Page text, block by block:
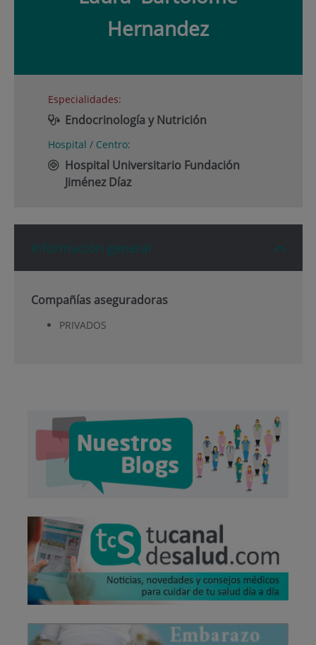
Hernandez
Especialidades:
Endocrinología y Nutrición
Hospital / Centro:
Hospital Universitario Fundación
Jiménez Díaz
Información general
Compañías aseguradoras
PRIVADOS